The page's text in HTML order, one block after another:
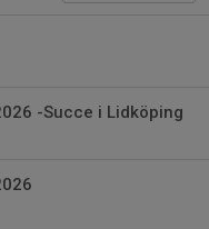
-Succe i Lidköping